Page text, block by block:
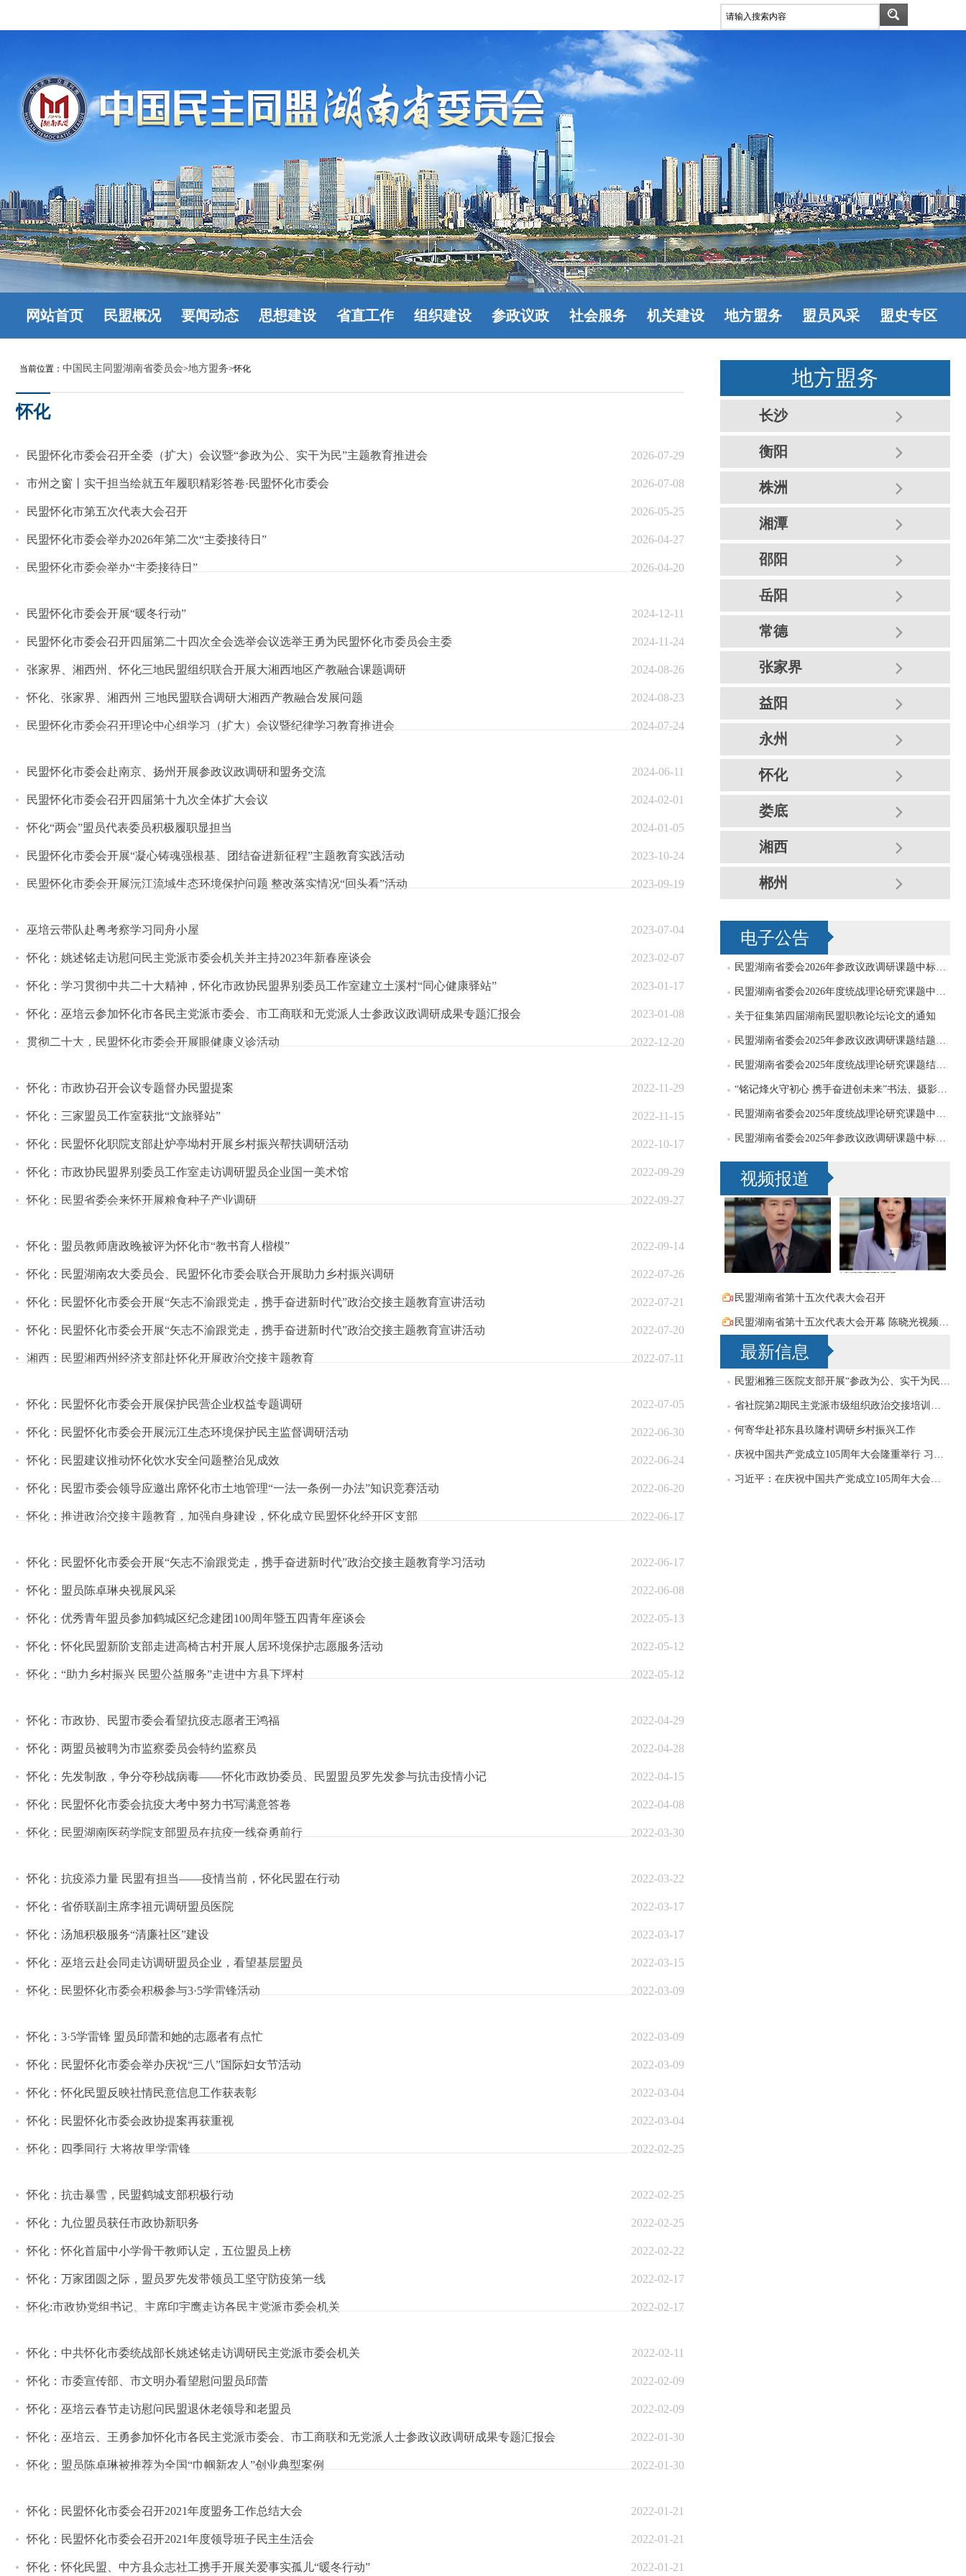
网站首页 民盟概况 要闻动态 思想建设 省直工作 组织建设 参政议政 社会服务 机关建设 地方盟务 盟员风采 盟史专区
当前位置： 中国民主同盟湖南省委员会>地方盟务>怀化
怀化
民盟怀化市委会召开全委（扩大）会议暨“参政为公、实干为民”主题教育推进会 2026-07-29
市州之窗丨实干担当绘就五年履职精彩答卷·民盟怀化市委会 2026-07-08
民盟怀化市第五次代表大会召开 2026-05-25
民盟怀化市委会举办2026年第二次“主委接待日” 2026-04-27
民盟怀化市委会举办“主委接待日” 2026-04-20
民盟怀化市委会开展“暖冬行动” 2024-12-11
民盟怀化市委会召开四届第二十四次全会选举会议选举王勇为民盟怀化市委员会主委 2024-11-24
张家界、湘西州、怀化三地民盟组织联合开展大湘西地区产教融合课题调研 2024-08-26
怀化、张家界、湘西州 三地民盟联合调研大湘西产教融合发展问题 2024-08-23
民盟怀化市委会召开理论中心组学习（扩大）会议暨纪律学习教育推进会 2024-07-24
民盟怀化市委会赴南京、扬州开展参政议政调研和盟务交流 2024-06-11
民盟怀化市委会召开四届第十九次全体扩大会议 2024-02-01
怀化“两会”盟员代表委员积极履职显担当 2024-01-05
民盟怀化市委会开展“凝心铸魂强根基、团结奋进新征程”主题教育实践活动 2023-10-24
民盟怀化市委会开展沅江流域生态环境保护问题 整改落实情况“回头看”活动 2023-09-19
巫培云带队赴粤考察学习同舟小屋 2023-07-04
怀化：姚述铭走访慰问民主党派市委会机关并主持2023年新春座谈会 2023-02-07
怀化：学习贯彻中共二十大精神，怀化市政协民盟界别委员工作室建立土溪村“同心健康驿站” 2023-01-17
怀化：巫培云参加怀化市各民主党派市委会、市工商联和无党派人士参政议政调研成果专题汇报会 2023-01-08
贯彻二十大，民盟怀化市委会开展眼健康义诊活动 2022-12-20
怀化：市政协召开会议专题督办民盟提案 2022-11-29
怀化：三家盟员工作室获批“文旅驿站” 2022-11-15
怀化：民盟怀化职院支部赴炉亭坳村开展乡村振兴帮扶调研活动 2022-10-17
怀化：市政协民盟界别委员工作室走访调研盟员企业国一美术馆 2022-09-29
怀化：民盟省委会来怀开展粮食种子产业调研 2022-09-27
怀化：盟员教师唐政晚被评为怀化市“教书育人楷模” 2022-09-14
怀化：民盟湖南农大委员会、民盟怀化市委会联合开展助力乡村振兴调研 2022-07-26
怀化：民盟怀化市委会开展“矢志不渝跟党走，携手奋进新时代”政治交接主题教育宣讲活动 2022-07-21
怀化：民盟怀化市委会开展“矢志不渝跟党走，携手奋进新时代”政治交接主题教育宣讲活动 2022-07-20
湘西：民盟湘西州经济支部赴怀化开展政治交接主题教育 2022-07-11
怀化：民盟怀化市委会开展保护民营企业权益专题调研 2022-07-05
怀化：民盟怀化市委会开展沅江生态环境保护民主监督调研活动 2022-06-30
怀化：民盟建议推动怀化饮水安全问题整治见成效 2022-06-24
怀化：民盟市委会领导应邀出席怀化市土地管理“一法一条例一办法”知识竞赛活动 2022-06-20
怀化：推进政治交接主题教育，加强自身建设，怀化成立民盟怀化经开区支部 2022-06-17
怀化：民盟怀化市委会开展“矢志不渝跟党走，携手奋进新时代”政治交接主题教育学习活动 2022-06-17
怀化：盟员陈卓琳央视展风采 2022-06-08
怀化：优秀青年盟员参加鹤城区纪念建团100周年暨五四青年座谈会 2022-05-13
怀化：怀化民盟新阶支部走进高椅古村开展人居环境保护志愿服务活动 2022-05-12
怀化：“助力乡村振兴 民盟公益服务”走进中方县下坪村 2022-05-12
怀化：市政协、民盟市委会看望抗疫志愿者王鸿福 2022-04-29
怀化：两盟员被聘为市监察委员会特约监察员 2022-04-28
怀化：先发制敌，争分夺秒战病毒——怀化市政协委员、民盟盟员罗先发参与抗击疫情小记 2022-04-15
怀化：民盟怀化市委会抗疫大考中努力书写满意答卷 2022-04-08
怀化：民盟湖南医药学院支部盟员在抗疫一线奋勇前行 2022-03-30
怀化：抗疫添力量 民盟有担当——疫情当前，怀化民盟在行动 2022-03-22
怀化：省侨联副主席李祖元调研盟员医院 2022-03-17
怀化：汤旭积极服务“清廉社区”建设 2022-03-17
怀化：巫培云赴会同走访调研盟员企业，看望基层盟员 2022-03-15
怀化：民盟怀化市委会积极参与3·5学雷锋活动 2022-03-09
怀化：3·5学雷锋 盟员邱蕾和她的志愿者有点忙 2022-03-09
怀化：民盟怀化市委会举办庆祝“三八”国际妇女节活动 2022-03-09
怀化：怀化民盟反映社情民意信息工作获表彰 2022-03-04
怀化：民盟怀化市委会政协提案再获重视 2022-03-04
怀化：四季同行 大将故里学雷锋 2022-02-25
怀化：抗击暴雪，民盟鹤城支部积极行动 2022-02-25
怀化：九位盟员获任市政协新职务 2022-02-25
怀化：怀化首届中小学骨干教师认定，五位盟员上榜 2022-02-22
怀化：万家团圆之际，盟员罗先发带领员工坚守防疫第一线 2022-02-17
怀化:市政协党组书记、主席印宇鹰走访各民主党派市委会机关 2022-02-17
怀化：中共怀化市委统战部长姚述铭走访调研民主党派市委会机关 2022-02-11
怀化：市委宣传部、市文明办看望慰问盟员邱蕾 2022-02-09
怀化：巫培云春节走访慰问民盟退休老领导和老盟员 2022-02-09
怀化：巫培云、王勇参加怀化市各民主党派市委会、市工商联和无党派人士参政议政调研成果专题汇报会 2022-01-30
怀化：盟员陈卓琳被推荐为全国“巾帼新农人”创业典型案例 2022-01-30
怀化：民盟怀化市委会召开2021年度盟务工作总结大会 2022-01-21
怀化：民盟怀化市委会召开2021年度领导班子民主生活会 2022-01-21
怀化：怀化民盟、中方县众志社工携手开展关爱事实孤儿“暖冬行动” 2022-01-21
地方盟务
长沙
衡阳
株洲
湘潭
邵阳
岳阳
常德
张家界
益阳
永州
怀化
娄底
湘西
郴州
电子公告
民盟湖南省委会2026年参政议政调研课题中标公告
民盟湖南省委会2026年度统战理论研究课题中标公告
关于征集第四届湖南民盟职教论坛论文的通知
民盟湖南省委会2025年参政议政调研课题结题公告
民盟湖南省委会2025年度统战理论研究课题结题公告
“铭记烽火守初心 携手奋进创未来”书法、摄影、绘画作品征集启事
民盟湖南省委会2025年度统战理论研究课题中标公告
民盟湖南省委会2025年参政议政调研课题中标公告
视频报道
民盟湖南省第十五次代表大会召开
民盟湖南省第十五次代表大会开幕 陈晓光视频致词祝贺
最新信息
民盟湘雅三医院支部开展“参政为公、实干为民”主题教育学习研讨，刘导波出席
省社院第2期民主党派市级组织政治交接培训班民盟学员赴民盟省委机关交流
何寄华赴祁东县玖隆村调研乡村振兴工作
庆祝中国共产党成立105周年大会隆重举行 习近平发表重要讲话
习近平：在庆祝中国共产党成立105周年大会上的讲话